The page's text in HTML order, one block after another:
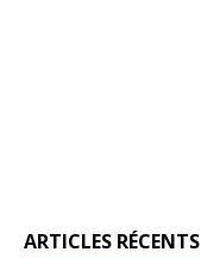
ARTICLES RÉCENTS